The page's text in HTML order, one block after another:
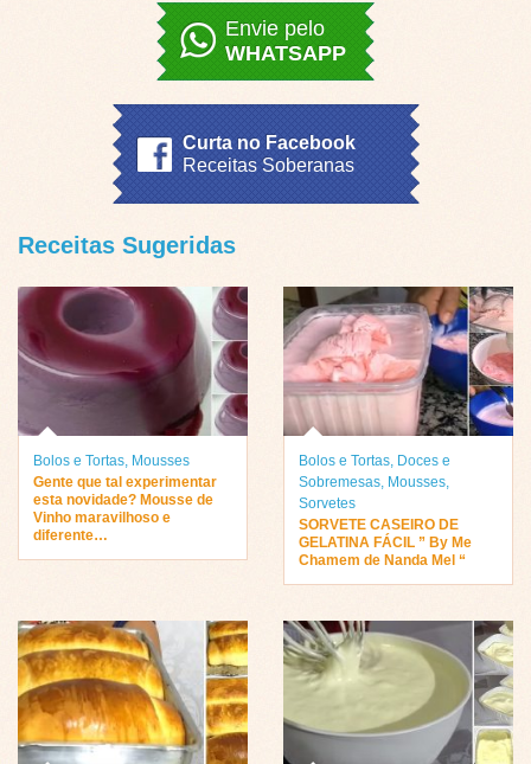
Envie pelo
WHATSAPP
Curta no Facebook
Receitas Soberanas
Receitas Sugeridas
Bolos e Tortas, Mousses
Gente que tal experimentar
esta novidade? Mousse de
Vinho maravilhoso e
diferente…
Bolos e Tortas, Doces e
Sobremesas, Mousses,
Sorvetes
SORVETE CASEIRO DE
GELATINA FÁCIL ” By Me
Chamem de Nanda Mel “